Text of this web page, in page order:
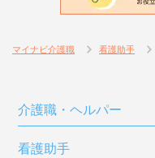
マイナビ介護職 看護助手
介護職・ヘルパー
看護助手